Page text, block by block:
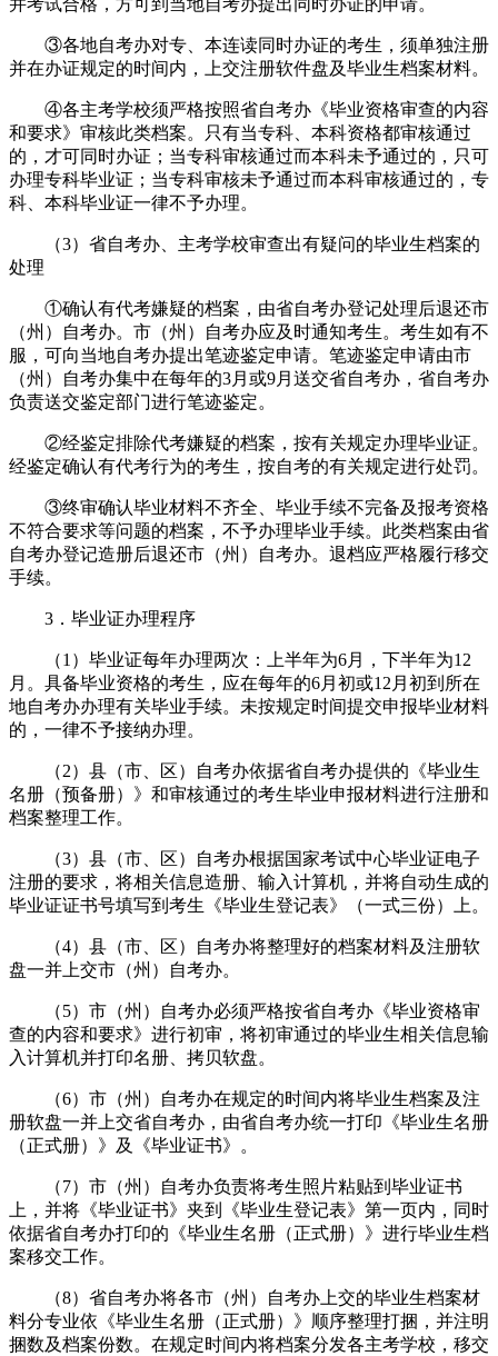
③各地自考办对专、本连读同时办证的考生，须单独注册
并在办证规定的时间内，上交注册软件盘及毕业生档案材料。
④各主考学校须严格按照省自考办《毕业资格审查的内容
和要求》审核此类档案。只有当专科、本科资格都审核通过
的，才可同时办证；当专科审核通过而本科未予通过的，只可
办理专科毕业证；当专科审核未予通过而本科审核通过的，专
科、本科毕业证一律不予办理。
（3）省自考办、主考学校审查出有疑问的毕业生档案的
处理
①确认有代考嫌疑的档案，由省自考办登记处理后退还市
（州）自考办。市（州）自考办应及时通知考生。考生如有不
服，可向当地自考办提出笔迹鉴定申请。笔迹鉴定申请由市
（州）自考办集中在每年的3月或9月送交省自考办，省自考办
负责送交鉴定部门进行笔迹鉴定。
②经鉴定排除代考嫌疑的档案，按有关规定办理毕业证。
经鉴定确认有代考行为的考生，按自考的有关规定进行处罚。
③终审确认毕业材料不齐全、毕业手续不完备及报考资格
不符合要求等问题的档案，不予办理毕业手续。此类档案由省
自考办登记造册后退还市（州）自考办。退档应严格履行移交
手续。
3．毕业证办理程序
（1）毕业证每年办理两次：上半年为6月，下半年为12
月。具备毕业资格的考生，应在每年的6月初或12月初到所在
地自考办办理有关毕业手续。未按规定时间提交申报毕业材料
的，一律不予接纳办理。
（2）县（市、区）自考办依据省自考办提供的《毕业生
名册（预备册）》和审核通过的考生毕业申报材料进行注册和
档案整理工作。
（3）县（市、区）自考办根据国家考试中心毕业证电子
注册的要求，将相关信息造册、输入计算机，并将自动生成的
毕业证证书号填写到考生《毕业生登记表》（一式三份）上。
（4）县（市、区）自考办将整理好的档案材料及注册软
盘一并上交市（州）自考办。
（5）市（州）自考办必须严格按省自考办《毕业资格审
查的内容和要求》进行初审，将初审通过的毕业生相关信息输
入计算机并打印名册、拷贝软盘。
（6）市（州）自考办在规定的时间内将毕业生档案及注
册软盘一并上交省自考办，由省自考办统一打印《毕业生名册
（正式册）》及《毕业证书》。
（7）市（州）自考办负责将考生照片粘贴到毕业证书
上，并将《毕业证书》夹到《毕业生登记表》第一页内，同时
依据省自考办打印的《毕业生名册（正式册）》进行毕业生档
案移交工作。
（8）省自考办将各市（州）自考办上交的毕业生档案材
料分专业依《毕业生名册（正式册）》顺序整理打捆，并注明
捆数及档案份数。在规定时间内将档案分发各主考学校，移交